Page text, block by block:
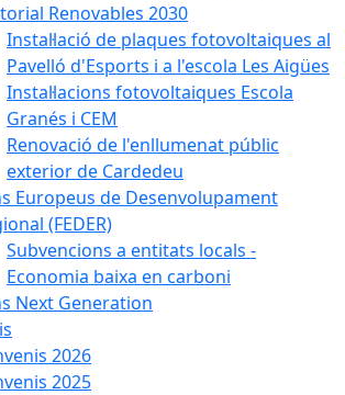
Renovables 2030
Instal·lació de plaques fotovoltaiques al
Pavelló d'Esports i a l'escola Les Aigües
Instal·lacions fotovoltaiques Escola
Granés i CEM
Renovació de l'enllumenat públic
exterior de Cardedeu
Europeus de Desenvolupament
(FEDER)
Subvencions a entitats locals -
Economia baixa en carboni
Next Generation
2026
2025